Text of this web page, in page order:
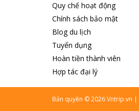
Quy chế hoạt động
Chính sách bảo mật
Blog du lịch
Tuyển dụng
Hoàn tiền thành viên
Hợp tác đại lý
Bản quyền ©2026Vntrip.vn |